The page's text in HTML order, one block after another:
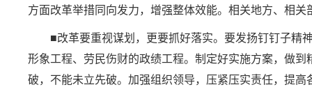
方面改革举措同向发力，增强整体效能。相关地方、相
■改革要重视谋划，更要抓好落实。要发扬钉钉子精
形象工程、劳民伤财的政绩工程。制定好实施方案，做
破，不能未立先破。加强组织领导，压紧压实责任，提